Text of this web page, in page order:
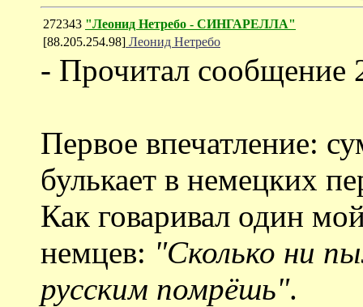
272343 "Леонид Нетребо - СИНГАРЕЛЛА"
[88.205.254.98] Леонид Нетребо
- Прочитал сообщение
Первое впечатление:
булькает в немецких
Как говаривал один
немцев: "Сколько ни
русским помрёшь".